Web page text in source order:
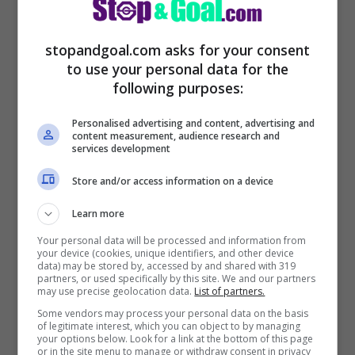
Stando a ciò che riferisce l’emittente
satellitare, il primo mattoncino per il nuovo
Milan
l’arrivo di Fabio Paratici, può arrivare la
scelta sul nuovo allenatore del Milan.
Fabio Paratici ds del Milan –
stopandgoal.com asks for your consent
to use your personal data for the
following purposes:
Personalised advertising and content, advertising and
content measurement, audience research and
services development
Store and/or access information on a device
Learn more
Your personal data will be processed and information from
your device (cookies, unique identifiers, and other device
data) may be stored by, accessed by and shared with 319
partners, or used specifically by this site. We and our partners
may use precise geolocation data. List of partners.
Some vendors may process your personal data on the basis
of legitimate interest, which you can object to by managing
your options below. Look for a link at the bottom of this page
or in the site menu to manage or withdraw consent in privacy